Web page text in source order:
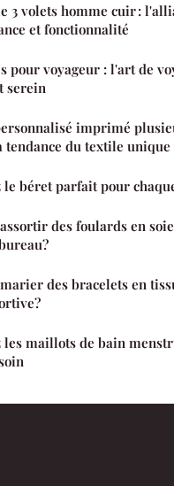
3 volets homme cuir :
et fonctionnalité
pour voyageur : l'art de
serein
imprimé
tendance du textile unique
le béret parfait pour
des foulards en
des bracelets en
les maillots de bain